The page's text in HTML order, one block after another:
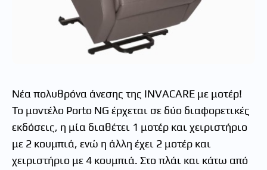
Νέα πολυθρόνα άνεσης της INVACARE με μοτέρ!
Το μοντέλο Porto NG έρχεται σε δύο διαφορετικές
εκδόσεις, η μία διαθέτει 1 μοτέρ και χειριστήριο
με 2 κουμπιά, ενώ η άλλη έχει 2 μοτέρ και
χειριστήριο με 4 κουμπιά. Στο πλάι και κάτω από